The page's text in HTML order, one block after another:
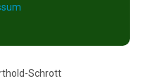
Schrott